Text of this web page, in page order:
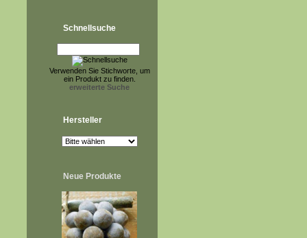
Schnellsuche
Verwenden Sie Stichworte, um
ein Produkt zu finden.
erweiterte Suche
Hersteller
Neue Produkte